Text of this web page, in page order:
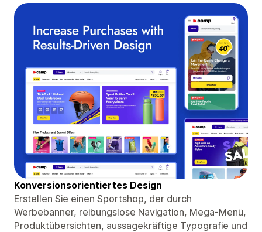
Konversionsorientiertes Design
Erstellen Sie einen Sportshop, der durch
Werbebanner, reibungslose Navigation, Mega-Menü,
Produktübersichten, aussagekräftige Typografie und